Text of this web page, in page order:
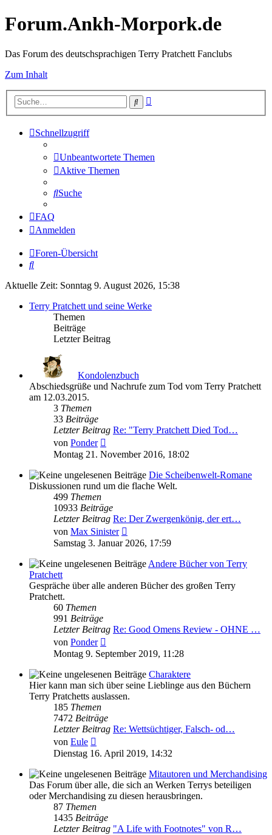
Forum.Ankh-Morpork.de
Das Forum des deutschsprachigen Terry Pratchett Fanclubs
Zum Inhalt
Suche
Schnellzugriff
Unbeantwortete Themen
Aktive Themen
Suche
FAQ
Anmelden
Foren-Übersicht
Suche
Aktuelle Zeit: Sonntag 9. August 2026, 15:38
Terry Pratchett und seine Werke
Themen
Beiträge
Letzter Beitrag
Kondolenzbuch
Abschiedsgrüße und Nachrufe zum Tod vom Terry Pratchett
am 12.03.2015.
3 Themen
33 Beiträge
Letzter Beitrag Re: "Terry Pratchett Died Tod…
von Ponder
Beitrag
Montag 21. November 2016, 18:02
Die Scheibenwelt-Romane
Diskussionen rund um die flache Welt.
499 Themen
10933 Beiträge
Letzter Beitrag Re: Der Zwergenkönig, der ert…
von Max Sinister
Beitrag
Samstag 3. Januar 2026, 17:59
Andere Bücher von Terry
Pratchett
Gespräche über alle anderen Bücher des großen Terry
Pratchett.
60 Themen
991 Beiträge
Letzter Beitrag Re: Good Omens Review - OHNE …
von Ponder
Beitrag
Montag 9. September 2019, 11:28
Charaktere
Hier kann man sich über seine Lieblinge aus den Büchern
Terry Pratchetts auslassen.
185 Themen
7472 Beiträge
Letzter Beitrag Re: Wettsüchtiger, Falsch- od…
von Eule
Beitrag
Dienstag 16. April 2019, 14:32
Mitautoren und Merchandising
Das Forum über alle, die sich an Werken Terrys beteiligen
oder Merchandising zu diesen herausbringen.
87 Themen
1435 Beiträge
Letzter Beitrag "A Life with Footnotes" von R…